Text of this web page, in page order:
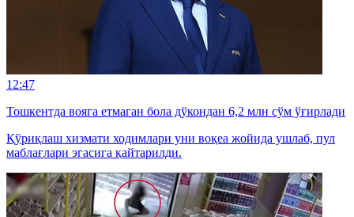
12:47
Тошкентда вояга етмаган бола дўкондан 6,2 млн сўм ўғирлади
Қўриқлаш хизмати ходимлари уни воқеа жойида ушлаб, пул
маблағлари эгасига қайтарилди.